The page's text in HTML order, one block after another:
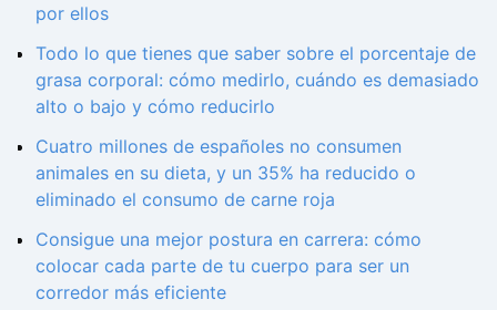
por ellos
Todo lo que tienes que saber sobre el porcentaje de
grasa corporal: cómo medirlo, cuándo es demasiado
alto o bajo y cómo reducirlo
Cuatro millones de españoles no consumen
animales en su dieta, y un 35% ha reducido o
eliminado el consumo de carne roja
Consigue una mejor postura en carrera: cómo
colocar cada parte de tu cuerpo para ser un
corredor más eficiente